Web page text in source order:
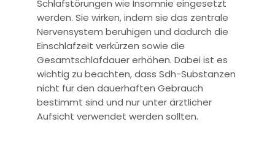
Schlafstörungen wie Insomnie eingesetzt
werden. Sie wirken, indem sie das zentrale
Nervensystem beruhigen und dadurch die
Einschlafzeit verkürzen sowie die
Gesamtschlafdauer erhöhen. Dabei ist es
wichtig zu beachten, dass Sdh-Substanzen
nicht für den dauerhaften Gebrauch
bestimmt sind und nur unter ärztlicher
Aufsicht verwendet werden sollten.